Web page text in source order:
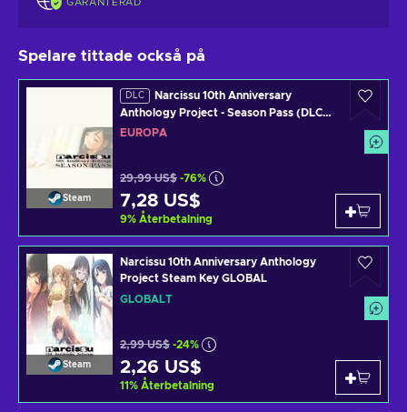
Spelare tittade också på
Steam
DLC
Narcissu 10th Anniversary
Anthology Project - Season Pass (DLC)
(PC) Steam Key EUROPE
EUROPA
29,99 US$ -76%
7,28 US$
9% Återbetalning
Steam
Narcissu 10th Anniversary Anthology
Project Steam Key GLOBAL
GLOBALT
2,99 US$ -24%
2,26 US$
11% Återbetalning